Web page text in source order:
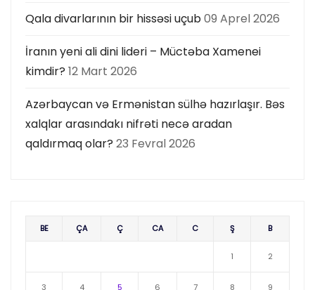
Qala divarlarının bir hissəsi uçub09 Aprel 2026
İranın yeni ali dini lideri – Müctəba Xamenei
kimdir? 12 Mart 2026
Azərbaycan və Ermənistan sülhə hazırlaşır. Bəs
xalqlar arasındakı nifrəti necə aradan
qaldırmaq olar? 23 Fevral 2026
BE ÇA Ç CA C Ş B
1 2
3 4 5 6 7 8 9